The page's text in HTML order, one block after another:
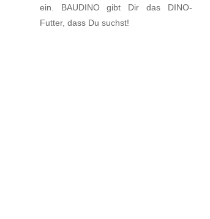
ein. BAUDINO gibt Dir das DINO-
Futter, dass Du suchst!